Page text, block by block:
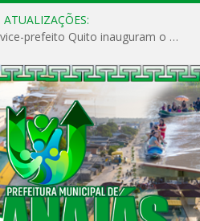
Prefeito Vivaldo Mendes e vice-prefeito Quito inauguram o CAPS e fortalecem a saúde pública em Anajás.